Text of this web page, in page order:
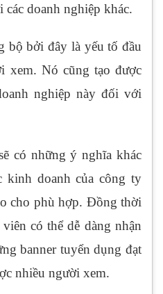
doanh nghiệp khác.
bộ bởi đây là yếu tố đầu
xem. Nó cũng tạo được
nghiệp này đối với
có những ý nghĩa khác
doanh của công ty
cho phù hợp. Đồng thời
có thể dễ dàng nhận
banner tuyển dụng đạt
nhiều người xem.